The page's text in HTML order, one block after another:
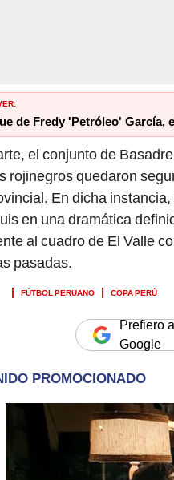
de Fredy 'Petróleo' García,
el conjunto de
rojinegros quedaron
En dicha
en una dramática
al cuadro de El Valle
pasadas.
FÚTBOL PERUANO COPA PERÚ
Prefiero
Google